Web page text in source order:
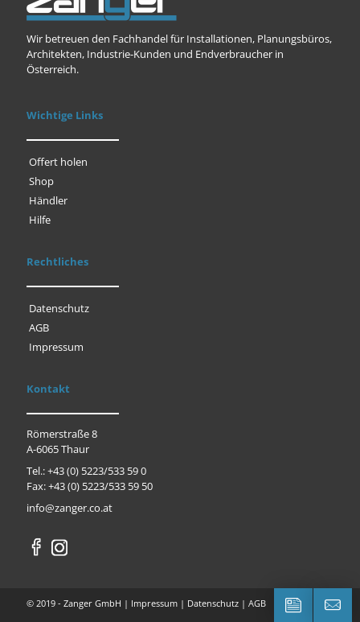
Wir betreuen den Fachhandel für Installationen, Planungsbüros,
Architekten, Industrie-Kunden und Endverbraucher in
Österreich.
Wichtige Links
Offert holen
Shop
Händler
Hilfe
Rechtliches
Datenschutz
AGB
Impressum
Kontakt
Römerstraße 8
A-6065 Thaur
Tel.: +43 (0) 5223/533 59 0
Fax: +43 (0) 5223/533 59 50
info@zanger.co.at
© 2019 - Zanger GmbH | Impressum | Datenschutz | AGB